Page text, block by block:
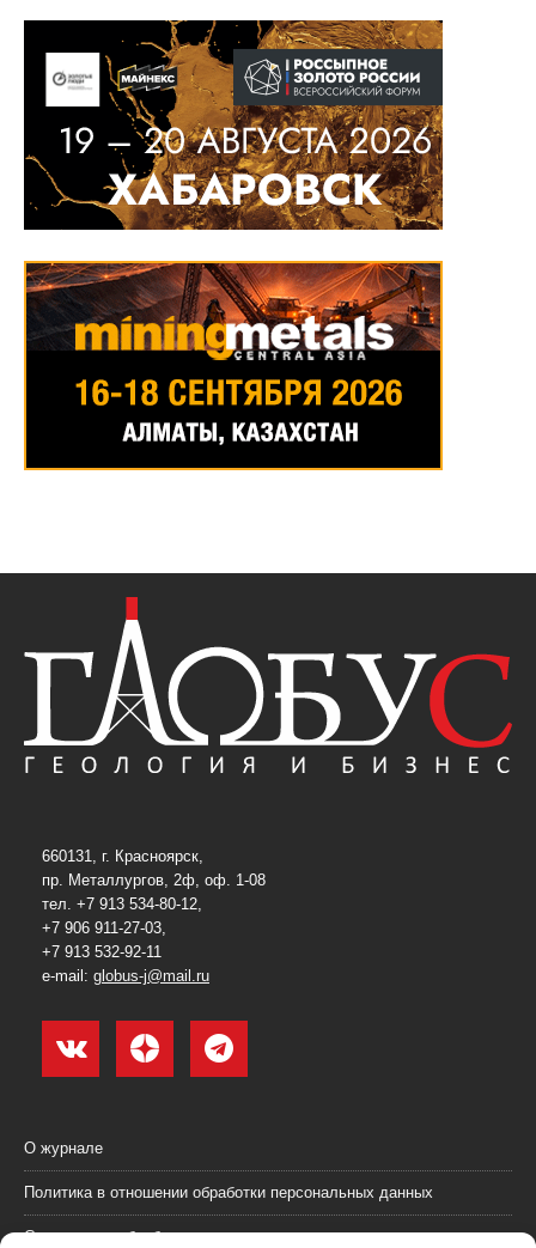
660131, г. Красноярск,
пр. Металлургов, 2ф, оф. 1-08
тел. +7 913 534-80-12,
+7 906 911-27-03,
+7 913 532-92-11
e-mail: globus-j@mail.ru
О журнале
Политика в отношении обработки персональных данных
Согласие на обработку персональных данных